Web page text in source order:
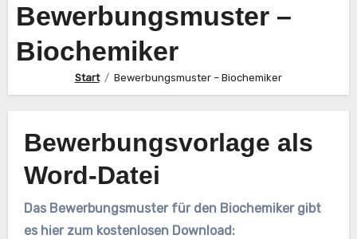
Bewerbungsmuster –
Biochemiker
Start Bewerbungsmuster – Biochemiker
Bewerbungsvorlage als
Word-Datei
Das Bewerbungsmuster für den Biochemiker gibt
es hier zum kostenlosen Download: